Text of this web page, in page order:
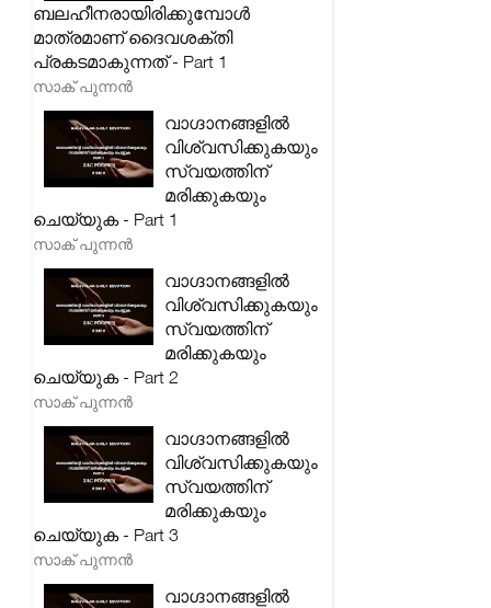
ബലഹീനരായിരിക്കുമ്പോൾ
മാത്രമാണ് ദൈവശക്തി
പ്രകടമാകുന്നത് - Part 1
സാക് പുന്നൻ
വാഗ്ദാനങ്ങളിൽ
വിശ്വസിക്കുകയും
സ്വയത്തിന്
മരിക്കുകയും
ചെയ്യുക - Part 1
സാക് പുന്നൻ
വാഗ്ദാനങ്ങളിൽ
വിശ്വസിക്കുകയും
സ്വയത്തിന്
മരിക്കുകയും
ചെയ്യുക - Part 2
സാക് പുന്നൻ
വാഗ്ദാനങ്ങളിൽ
വിശ്വസിക്കുകയും
സ്വയത്തിന്
മരിക്കുകയും
ചെയ്യുക - Part 3
സാക് പുന്നൻ
വാഗ്ദാനങ്ങളിൽ